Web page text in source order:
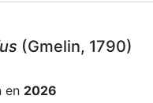
(Gmelin, 1790)
en 2026